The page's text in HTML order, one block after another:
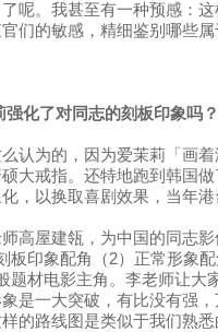
呢。我甚至有一种预感：
们的敏感，精细鉴别哪些
强化了对同志的刻板印象吗？
么认为的，因为爱茉莉「画
大戒指。还特地跑到韩国
，以换取喜剧效果，当年
高屋建瓴，为中国的同志
板印象配角（2）正常形象
题材电影主角。李老师让
是一大突破，有比没有强
的路线图是类似于我们熟